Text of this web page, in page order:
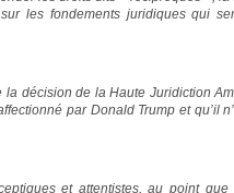
les fondements juridiques qui
la décision de la Haute Juridiction
par Donald Trump et qu’il
et attentistes, au point que